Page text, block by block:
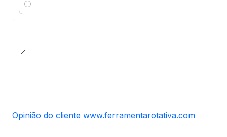
Quantidade
Opinião do cliente www.ferramentarotativa.com